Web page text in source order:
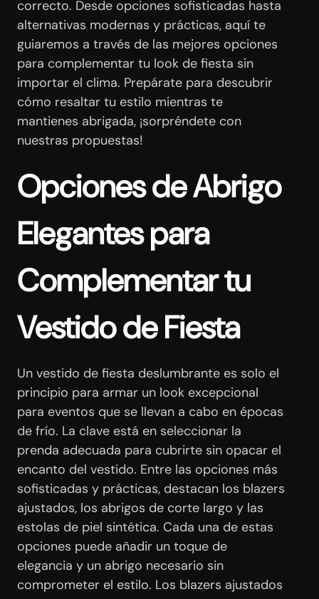
correcto. Desde opciones sofisticadas hasta
alternativas modernas y prácticas, aquí te
guiaremos a través de las mejores opciones
para complementar tu look de fiesta sin
importar el clima. Prepárate para descubrir
cómo resaltar tu estilo mientras te
mantienes abrigada, ¡sorpréndete con
nuestras propuestas!
Opciones de Abrigo
Elegantes para
Complementar tu
Vestido de Fiesta
Un vestido de fiesta deslumbrante es solo el
principio para armar un look excepcional
para eventos que se llevan a cabo en épocas
de frío. La clave está en seleccionar la
prenda adecuada para cubrirte sin opacar el
encanto del vestido. Entre las opciones más
sofisticadas y prácticas, destacan los blazers
ajustados, los abrigos de corte largo y las
estolas de piel sintética. Cada una de estas
opciones puede añadir un toque de
elegancia y un abrigo necesario sin
comprometer el estilo. Los blazers ajustados